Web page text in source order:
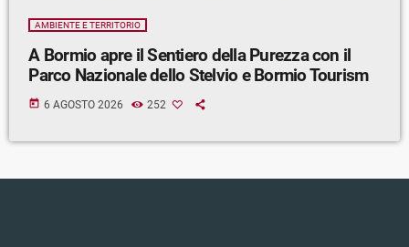
AMBIENTE E TERRITORIO
A Bormio apre il Sentiero della Purezza con il
Parco Nazionale dello Stelvio e Bormio Tourism
today 6 AGOSTO 2026 252